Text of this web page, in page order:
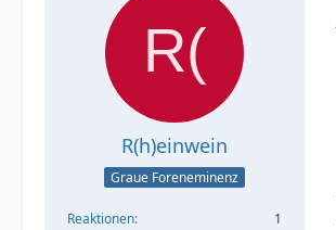
R(h)einwein
Graue Foreneminenz
Reaktionen
1